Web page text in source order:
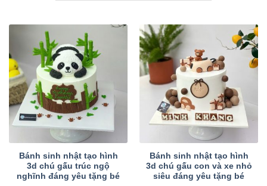
Bánh sinh nhật tạo hình
3d chú gấu trúc ngộ
nghĩnh đáng yêu tặng bé
Bánh sinh nhật tạo hình
3d chú gấu con và xe nhỏ
siêu đáng yêu tặng bé